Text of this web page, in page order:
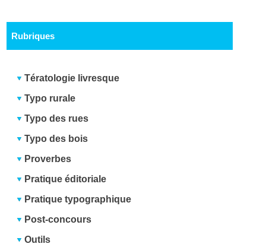
Rubriques
Tératologie livresque
Typo rurale
Typo des rues
Typo des bois
Proverbes
Pratique éditoriale
Pratique typographique
Post-concours
Outils